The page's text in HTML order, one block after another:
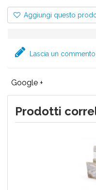
Aggiungi questo
Lascia un
Google +
Prodotti